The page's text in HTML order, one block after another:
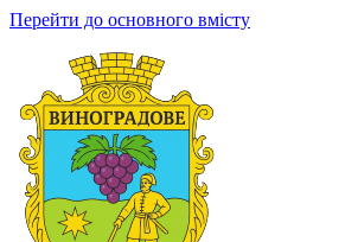
Перейти до основного вмісту